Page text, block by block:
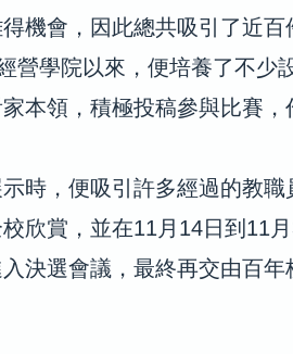
機會，因此總共吸引了近百
營學院以來，便培養了不少
本領，積極投稿參與比賽，
時，便吸引許多經過的教職
欣賞，並在11月14日到11
決選會議，最終再交由百年